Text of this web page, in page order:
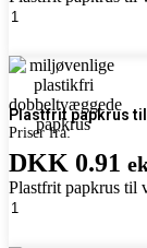
Plastfrit papkrus
Priser fra:
DKK 0.91
Plastfrit papkrus til